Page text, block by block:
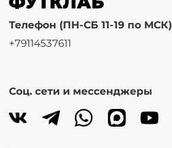
Телефон (ПН-СБ 11-19 по МСК)
+79114537611
Соц. сети и мессенджеры